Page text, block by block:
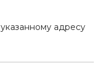
адресу